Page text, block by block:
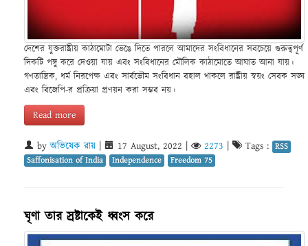
দেশের যুক্তরাষ্ট্রীয় কাঠামোটা ভেঙে দিতে পারলে আমাদের সংবিধানের সবচেয়ে গুরুত্বপূর্ণ
দিকটি পঙ্গু করে দেওয়া যায় এবং সংবিধানের মৌলিক কাঠামোতে আঘাত আনা যায়।
গণতান্ত্রিক, ধর্ম নিরপেক্ষ এবং সার্বভৌম সংবিধান বহাল থাকলে রাষ্ট্রীয় স্বয়ং সেবক সঙ্ঘ
এবং বিজেপি-র প্রক্রিয়া প্রণয়ন করা সম্ভব নয়।
Read more
byঅভিষেক রায় 17 August, 2022 2273 Tags : RSS
Saffonisation of India
Independence Freedom 75
ঘৃণা তার স্রষ্টাকেই ধ্বংস করে